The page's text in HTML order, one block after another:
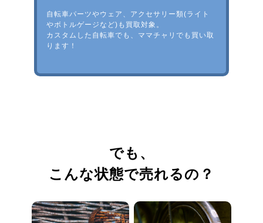
自転車パーツやウェア、アクセサリー類(ライト
やボトルゲージなど)も買取対象。
カスタムした自転車でも、ママチャリでも買い取
ります！
でも、
こんな状態で売れるの？